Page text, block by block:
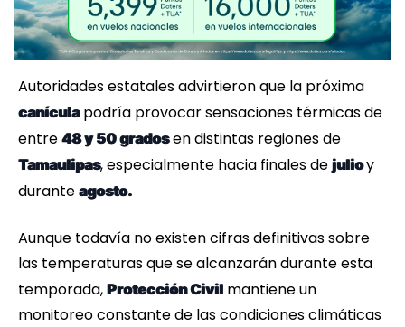
Autoridades estatales advirtieron que la próxima
canículapodría provocar sensaciones térmicas de
entre 48 y 50 gradosen distintas regiones de
Tamaulipas, especialmente hacia finales de julioy
durante agosto.
Aunque todavía no existen cifras definitivas sobre
las temperaturas que se alcanzarán durante esta
temporada, Protección Civil mantiene un
monitoreo constante de las condiciones climáticas